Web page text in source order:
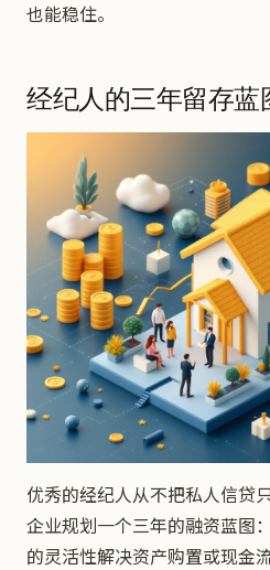
也能稳住。
经纪人的三年留存蓝
优秀的经纪人从不把私人信贷
企业规划一个三年的融资蓝图
的灵活性解决资产购置或现金